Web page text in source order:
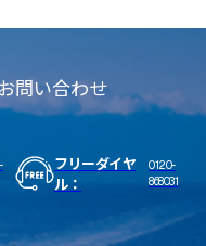
問い合わせ
フリーダイヤ
ル：
0120-
868031